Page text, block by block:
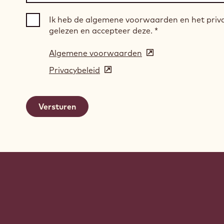
Ik heb de algemene voorwaarden en het
gelezen en accepteer deze. *
Algemene voorwaarden (opens
Privacybeleid (opens